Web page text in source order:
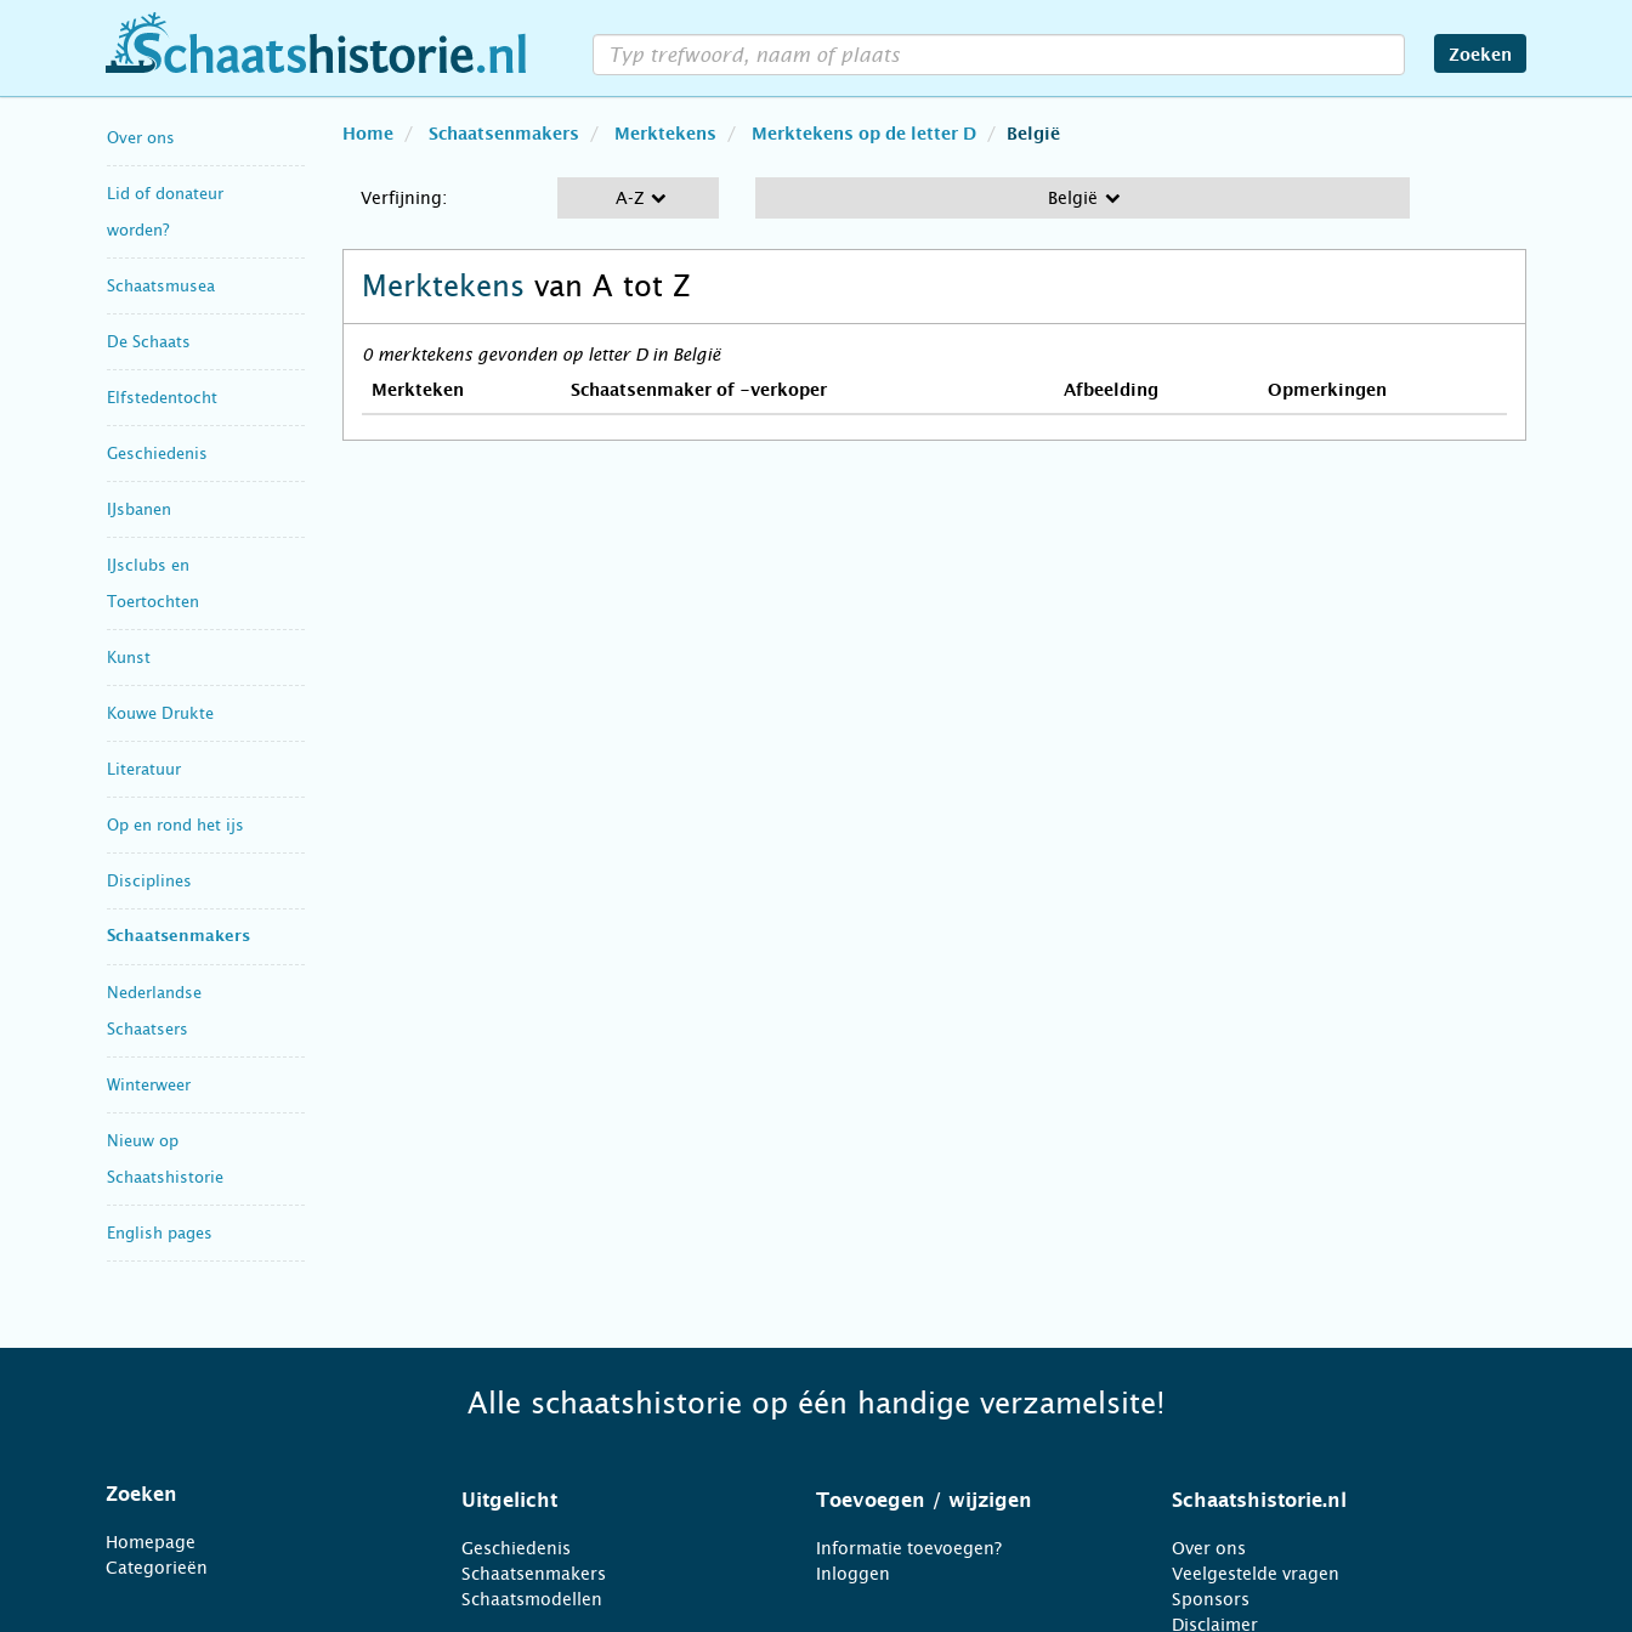
schaatshistorie.nl Zoeken
Over ons
Lid of donateur
worden?
Schaatsmusea
De Schaats
Elfstedentocht
Geschiedenis
IJsbanen
IJsclubs en
Toertochten
Kunst
Kouwe Drukte
Literatuur
Op en rond het ijs
Disciplines
Schaatsenmakers
Nederlandse
Schaatsers
Winterweer
Nieuw op
Schaatshistorie
English pages
Home Schaatsenmakers Merktekens Merktekens op de letter D België
Verfijning: A-Z België
Merktekens van A tot Z
0 merktekens gevonden op letter D in België
Merkteken Schaatsenmaker of -verkoper Afbeelding Opmerkingen
Alle schaatshistorie op één handige verzamelsite!
Zoeken
Homepage
Categorieën
Uitgelicht
Geschiedenis
Schaatsenmakers
Schaatsmodellen
Toevoegen / wijzigen
Informatie toevoegen?
Inloggen
Schaatshistorie.nl
Over ons
Veelgestelde vragen
Sponsors
Disclaimer